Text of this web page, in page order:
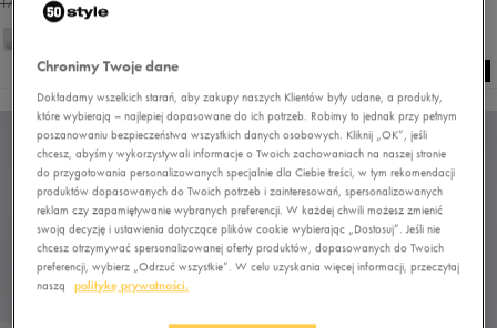
Chronimy Twoje dane
Dokładamy wszelkich starań, aby zakupy naszych Klientów były udane, a produkty,
które wybierają – najlepiej dopasowane do ich potrzeb. Robimy to jednak przy pełnym
poszanowaniu bezpieczeństwa wszystkich danych osobowych. Kliknij „OK”, jeśli
chcesz, abyśmy wykorzystywali informacje o Twoich zachowaniach na naszej stronie
do przygotowania personalizowanych specjalnie dla Ciebie treści, w tym rekomendacji
produktów dopasowanych do Twoich potrzeb i zainteresowań, spersonalizowanych
reklam czy zapamiętywanie wybranych preferencji. W każdej chwili możesz zmienić
swoją decyzję i ustawienia dotyczące plików cookie wybierając „Dostosuj”. Jeśli nie
chcesz otrzymywać spersonalizowanej oferty produktów, dopasowanych do Twoich
preferencji, wybierz „Odrzuć wszystkie”. W celu uzyskania więcej informacji, przeczytaj
naszą
politykę prywatności.